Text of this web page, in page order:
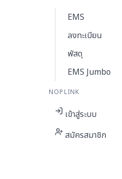
EMS
ลงทะเบียน
พัสดุ
EMS Jumbo
NOPLINK
เข้าสู่ระบบ
สมัครสมาชิก